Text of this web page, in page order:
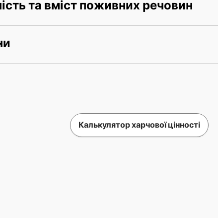
та вміст поживних речовин
Калькулятор харчової цінності